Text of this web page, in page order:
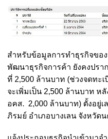
สำหรับข้อมูลการทำธุรกิจขอ
พัฒนาธุรกิจการค้า ยังคงปร
ที่ 2,500 ล้านบาท (ช่วงจดทะ
จะเพิ่มเป็น 2,500 ล้านบาท ห
อคส. 2,000 ล้านบาท) ตั้งอยู่
ภิรมย์ อำเภอบางเลน จังหวัด